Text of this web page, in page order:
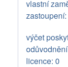
vlastní
zastoupení:
výčet
licence: 0